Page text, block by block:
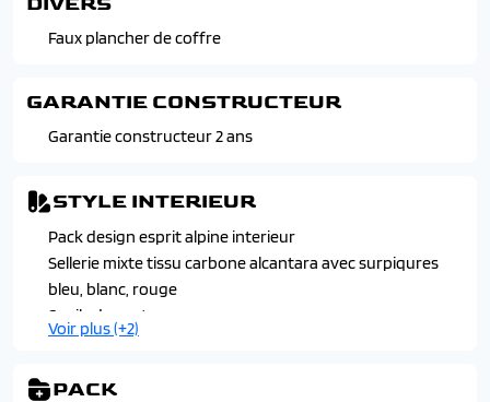
Systeme de surveillance de l'attention conducteur
Feux de jour a led
Feux led adaptative vision (avec fonction antibrouillard
Pack design esprit alpine exterieur
Passages de roues et bas de caisse noir brillant
Faux plancher de coffre
GARANTIE CONSTRUCTEUR
Garantie constructeur 2 ans
STYLE INTERIEUR
Pack design esprit alpine interieur
Sellerie mixte tissu carbone alcantara avec surpiqures
bleu, blanc, rouge
Seuils de porte
Tableau de bord avec ecran numerique couleur 12.3"
Voir plus (+2)
PACK